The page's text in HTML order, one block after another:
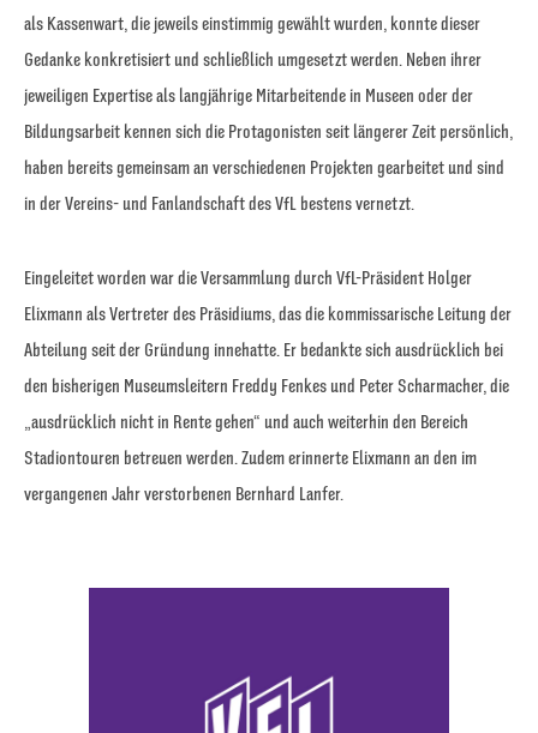
als Kassenwart, die jeweils einstimmig gewählt wurden, konnte dieser
Gedanke konkretisiert und schließlich umgesetzt werden. Neben ihrer
jeweiligen Expertise als langjährige Mitarbeitende in Museen oder der
Bildungsarbeit kennen sich die Protagonisten seit längerer Zeit persönlich,
haben bereits gemeinsam an verschiedenen Projekten gearbeitet und sind
in der Vereins- und Fanlandschaft des VfL bestens vernetzt.
Eingeleitet worden war die Versammlung durch VfL-Präsident Holger
Elixmann als Vertreter des Präsidiums, das die kommissarische Leitung der
Abteilung seit der Gründung innehatte. Er bedankte sich ausdrücklich bei
den bisherigen Museumsleitern Freddy Fenkes und Peter Scharmacher, die
„ausdrücklich nicht in Rente gehen“ und auch weiterhin den Bereich
Stadiontouren betreuen werden. Zudem erinnerte Elixmann an den im
vergangenen Jahr verstorbenen Bernhard Lanfer.